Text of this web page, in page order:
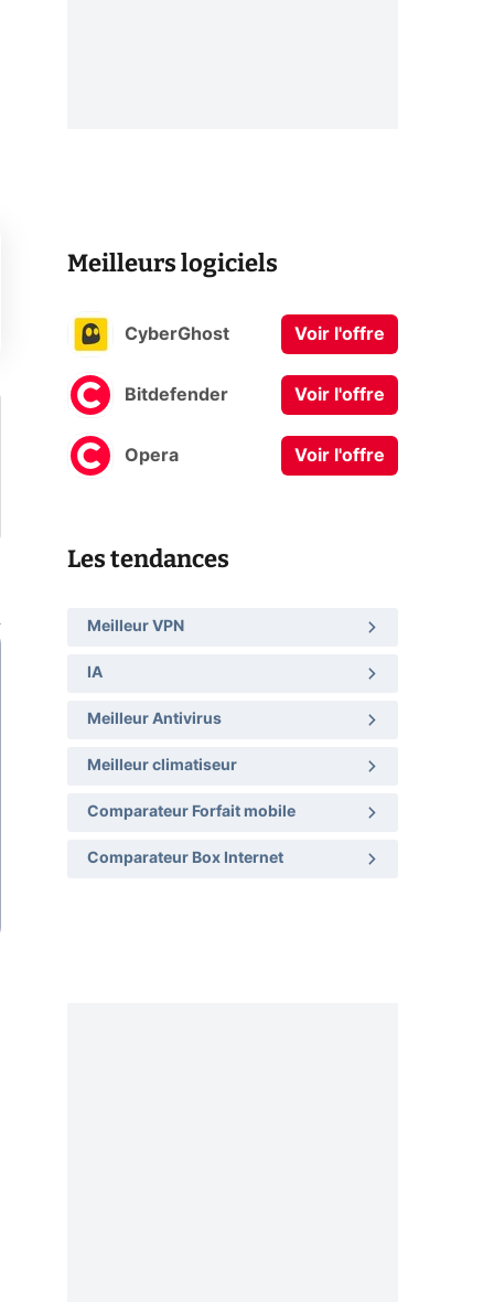
Meilleurs logiciels
CyberGhost Voir l'offre
Bitdefender Voir l'offre
Opera Voir l'offre
Les tendances
Meilleur VPN
IA
Meilleur Antivirus
Meilleur climatiseur
Comparateur Forfait mobile
Comparateur Box Internet